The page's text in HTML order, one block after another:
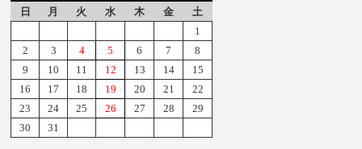
日
月 火 水 木 金
土
1
2
3 4 5 6 7
8
9
10 11 12 13 14
15
16
17 18 19 20 21
22
23
24 25 26 27 28
29
30
31